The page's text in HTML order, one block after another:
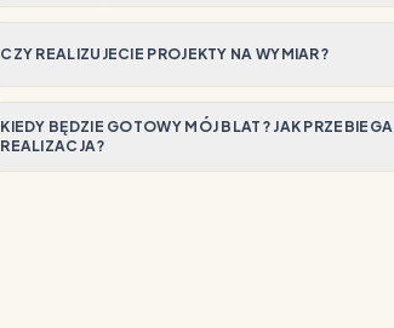
CZY REALIZUJECIE PROJEKTY NA WYMIAR?
KIEDY BĘDZIE GOTOWY MÓJ BLAT? JAK PRZEBIEGA
REALIZACJA?